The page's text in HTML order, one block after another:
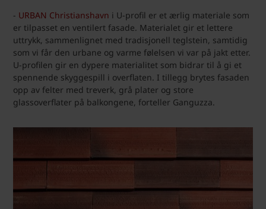
- URBAN Christianshavn i U-profil er et ærlig materiale som
er tilpasset en ventilert fasade. Materialet gir et lettere
uttrykk, sammenlignet med tradisjonell teglstein, samtidig
som vi får den urbane og varme følelsen vi var på jakt etter.
U-profilen gir en dypere materialitet som bidrar til å gi et
spennende skyggespill i overflaten. I tillegg brytes fasaden
opp av felter med treverk, grå plater og store
glassoverflater på balkongene, forteller Ganguzza.